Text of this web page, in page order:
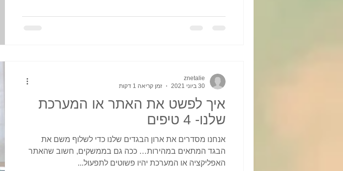
איך לפשט את האתר או המערכת
שלנו- 4 טיפים
אנחנו מסדרים את ארון הבגדים שלנו כדי לשלוף משם את
הבגד המתאים במהירות… ככה גם בממשקים, חשוב שהאתר
האפליקציה או המערכת יהיו פשוטים לתפעול...
znetalie
30 ביוני 2021
זמן קריאה 1 דקות